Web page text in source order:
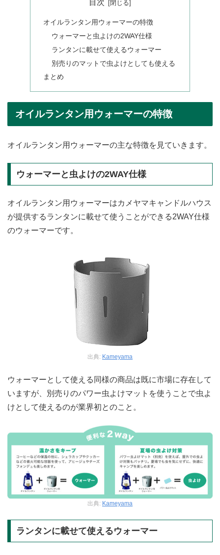
目次
オイルランタン用ウォーマーの特徴
ウォーマーと虫よけの2WAY仕様
ランタンに載せて使えるウォーマー
別売りのマットで虫よけとしても使える
まとめ
オイルランタン用ウォーマーの特徴
オイルランタン用ウォーマーの主な特徴を見ていきます。
ウォーマーと虫よけの2WAY仕様
オイルランタン用ウォーマーはカメヤマキャンドルハウス
が提供するランタンに載せて使うことができる2WAY仕様
のウォーマーです。
出典: Kameyama
ウォーマーとして使える同様の商品は既に市場に存在して
いますが、別売りのパワー虫よけマットを使うことで虫よ
けとして使えるのが業界初とのこと。
出典: Kameyama
ランタンに載せて使えるウォーマー